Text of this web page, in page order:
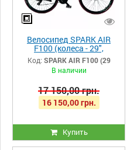
Велосипед SPARK AIR
F100 (колеса - 29",
алюмінієва рама - 17")
Код: SPARK AIR F100 (29
В наличии
17 150,00 грн.
16 150,00 грн.
Купить